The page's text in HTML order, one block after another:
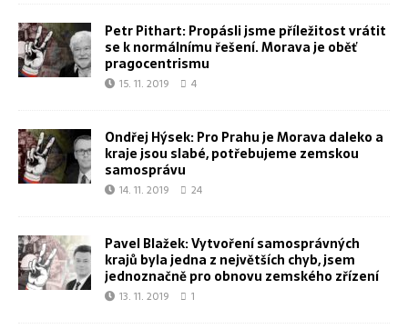
Petr Pithart: Propásli jsme příležitost vrátit
se k normálnímu řešení. Morava je oběť
pragocentrismu
15. 11. 2019 4
Ondřej Hýsek: Pro Prahu je Morava daleko a
kraje jsou slabé, potřebujeme zemskou
samosprávu
14. 11. 2019 24
Pavel Blažek: Vytvoření samosprávných
krajů byla jedna z největších chyb, jsem
jednoznačně pro obnovu zemského zřízení
13. 11. 2019 1